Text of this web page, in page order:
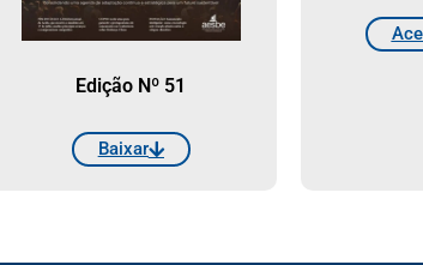
Edição Nº 51
Baixar